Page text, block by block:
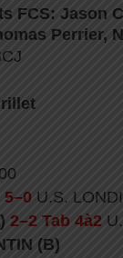
FCS: Jason
Perrier,
5–0 U.S.
2–2 Tab 4à2
(B)